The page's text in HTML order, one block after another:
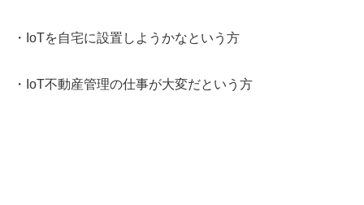
・IoTを自宅に設置しようかなという方
・IoT不動産管理の仕事が大変だという方